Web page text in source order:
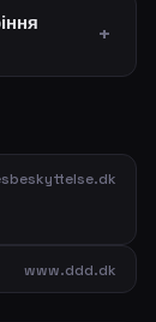
www.ddd.dk